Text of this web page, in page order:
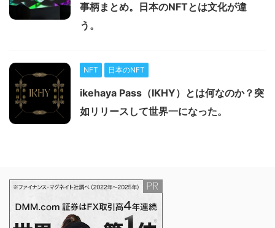
事柄まとめ。日本のNFTとは文化が違
う。
NFT 日本のNFT
ikehaya Pass（IKHY）とは何なのか？突
如リリースして世界一になった。